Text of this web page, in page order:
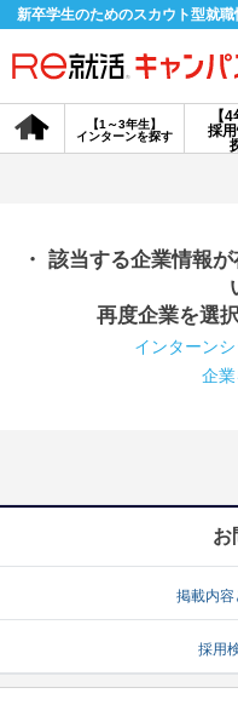
新卒学生のためのスカウト型就職
【
採
【1～3年生】
インターンを探す
会員登録
探す
就活ノウハウ・サポ
就活支援
就活ノウハウが満載！
適職診断
・ 該当する企業情報
再度企業を選
インターン
企
お
掲載内容
採用